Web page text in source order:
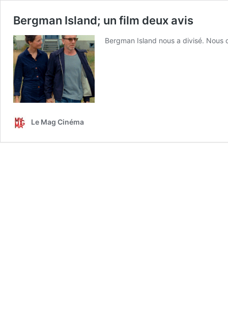
Bergman Island; un film deux avis
Bergman Island nous a divisé.
Le Mag Cinéma